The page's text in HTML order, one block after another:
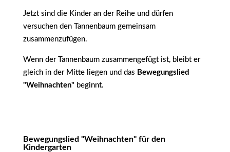
Jetzt sind die Kinder an der Reihe und dürfen
versuchen den Tannenbaum gemeinsam
zusammenzufügen.
Wenn der Tannenbaum zusammengefügt ist, bleibt er
gleich in der Mitte liegen und das Bewegungslied
"Weihnachten"beginnt.
Bewegungslied "Weihnachten" für den
Kindergarten